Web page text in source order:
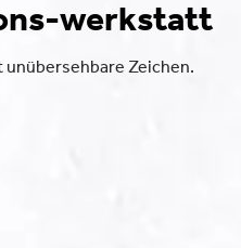
werkstatt
Zeichen.